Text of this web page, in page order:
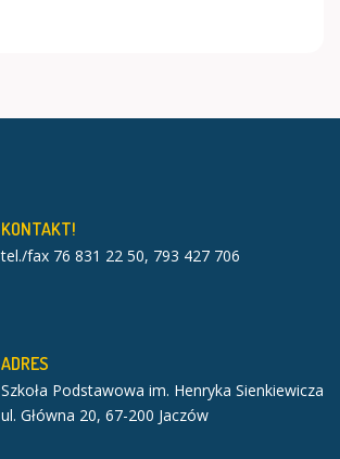
KONTAKT!
tel./fax 76 831 22 50, 793 427 706
ADRES
Szkoła Podstawowa im. Henryka Sienkiewicza
ul. Główna 20, 67-200 Jaczów